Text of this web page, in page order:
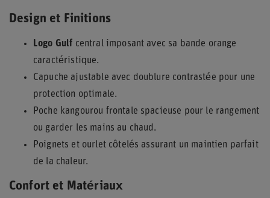
Design et Finitions
Logo Gulf central imposant avec sa bande orange
caractéristique.
Capuche ajustable avec doublure contrastée pour une
protection optimale.
Poche kangourou frontale spacieuse pour le rangement
ou garder les mains au chaud.
Poignets et ourlet côtelés assurant un maintien parfait
de la chaleur.
Confort et Matériaux